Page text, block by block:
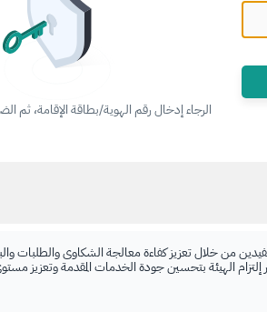
الرجاء إدخال رقم الهوية/بطاقة الإقامة، ثم
من خلال تعزيز كفاءة معالجة الشكاوى والطلبات
الهيئة بتحسين جودة الخدمات المقدمة وتعزيز